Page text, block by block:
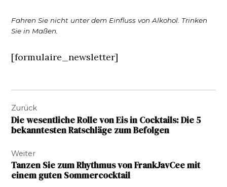
Fahren Sie nicht unter dem Einfluss von Alkohol. Trinken
Sie in Maßen.
[formulaire_newsletter]
Zurück
Die wesentliche Rolle von Eis in Cocktails: Die 5
bekanntesten Ratschläge zum Befolgen
Weiter
Tanzen Sie zum Rhythmus von FrankJavCee mit
einem guten Sommercocktail